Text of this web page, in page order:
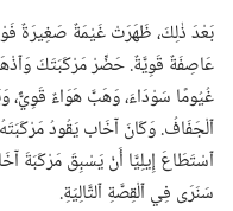
بَعْدَ ذٰلِكَ،‏ ظَهَرَتْ غَيْمَةٌ صَغِيرَةٌ
عَاصِفَةٌ قَوِيَّةٌ.‏ حَضِّرْ مَرْكَبَتَكَ
غُيُومًا سَوْدَاءَ،‏ وَهَبَّ هَوَاءٌ قَوِيٌّ،‏
ٱلْجَفَافُ.‏ وَكَانَ آخَاب يَقُودُ
ٱسْتَطَاعَ إِيلِيَّا أَنْ يَسْبِقَ مَرْكَبَةَ
سَنَرَى فِي ٱلْقِصَّةِ ٱلتَّالِيَةِ.‏